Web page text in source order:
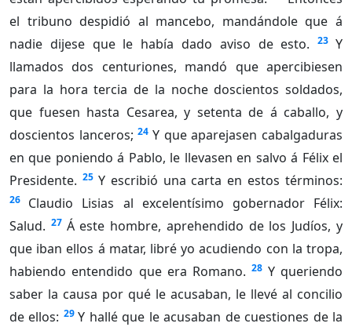
el tribuno despidió al mancebo, mandándole que á
nadie dijese que le había dado aviso de esto.
23 Y
llamados dos centuriones, mandó que apercibiesen
para la hora tercia de la noche doscientos soldados,
que fuesen hasta Cesarea, y setenta de á caballo, y
doscientos lanceros; 24 Y que aparejasen cabalgaduras
en que poniendo á Pablo, le llevasen en salvo á Félix el
Presidente. 25 Y escribió una carta en estos términos:
26
Claudio Lisias al excelentísimo gobernador Félix:
Salud. 27 Á este hombre, aprehendido de los Judíos, y
que iban ellos á matar, libré yo acudiendo con la tropa,
habiendo entendido que era Romano. 28 Y queriendo
saber la causa por qué le acusaban, le llevé al concilio
de ellos: 29 Y hallé que le acusaban de cuestiones de la